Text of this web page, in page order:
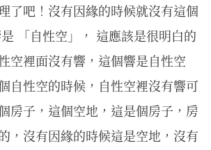
了吧！沒有因緣的時候就沒有這個
「自性空」， 這應該是很明白的
空裡面沒有響，這個響是自性空
自性空的時候，自性空裡沒有響可
房子，這個空地，這是個房子，房
，沒有因緣的時候這是空地，沒有